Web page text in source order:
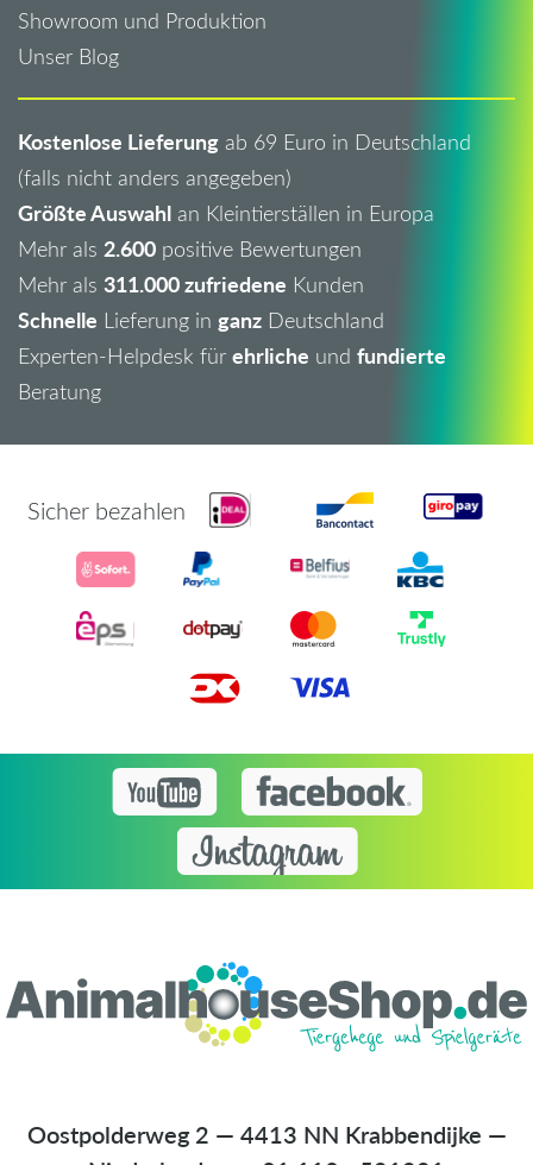
Showroom und Produktion
Unser Blog
Kostenlose Lieferung ab 69 Euro in Deutschland
(falls nicht anders angegeben)
Größte Auswahl an Kleintierställen in Europa
Mehr als 2.600 positive Bewertungen
Mehr als 311.000 zufriedene Kunden
Schnelle Lieferung in ganz Deutschland
Experten-Helpdesk für ehrliche und fundierte
Beratung
Sicher bezahlen
Oostpolderweg 2 — 4413 NN Krabbendijke —